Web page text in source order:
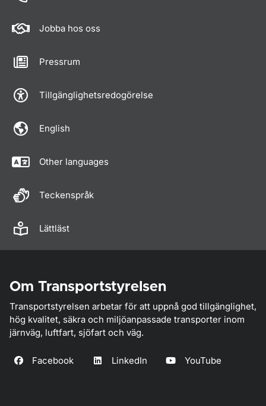
Jobba hos oss
Pressrum
Tillgänglighetsredogörelse
English
Other languages
Teckenspråk
Lättläst
Om Transportstyrelsen
Transportstyrelsen arbetar för att uppnå god tillgänglighet,
hög kvalitet, säkra och miljöanpassade transporter inom
järnväg, luftfart, sjöfart och väg.
Facebook LinkedIn YouTube